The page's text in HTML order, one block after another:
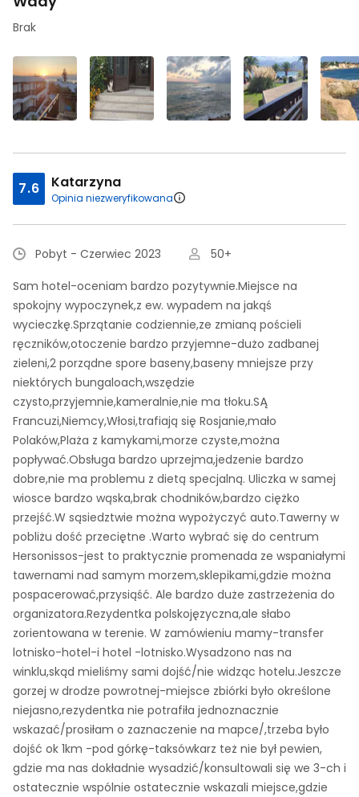
Brak
7.6 Katarzyna
Opinia niezweryfikowana
Pobyt - Czerwiec 2023
50+
Sam hotel-oceniam bardzo pozytywnie.Miejsce na
spokojny wypoczynek,z ew. wypadem na jakąś
wycieczkę.Sprzątanie codziennie,ze zmianą pościeli
ręczników,otoczenie bardzo przyjemne-dużo zadbanej
zieleni,2 porządne spore baseny,baseny mniejsze przy
niektórych bungaloach,wszędzie
czysto,przyjemnie,kameralnie,nie ma tłoku.SĄ
Francuzi,Niemcy,Włosi,trafiają się Rosjanie,mało
Polaków,Plaża z kamykami,morze czyste,można
popływać.Obsługa bardzo uprzejma,jedzenie bardzo
dobre,nie ma problemu z dietą specjalną. Uliczka w samej
wiosce bardzo wąska,brak chodników,bardzo ciężko
przejść.W sąsiedztwie można wypożyczyć auto.Tawerny w
pobliżu dość przeciętne .Warto wybrać się do centrum
Hersonissos-jest to praktycznie promenada ze wspaniałymi
tawernami nad samym morzem,sklepikami,gdzie można
pospacerować,przysiąść. Ale bardzo duże zastrzeżenia do
organizatora.Rezydentka polskojęzyczna,ale słabo
zorientowana w terenie. W zamówieniu mamy-transfer
lotnisko-hotel-i hotel -lotnisko.Wysadzono nas na
winklu,skąd mieliśmy sami dojść/nie widząc hotelu.Jeszcze
gorzej w drodze powrotnej-miejsce zbiórki było określone
niejasno,rezydentka nie potrafiła jednoznacznie
wskazać/prosiłam o zaznaczenie na mapce/,trzeba było
dojść ok 1km -pod górkę-taksówkarz też nie był pewien,
gdzie ma nas dokładnie wysadzić/konsultowali się we 3-ch i
ostatecznie wspólnie ostatecznie wskazali miejsce,gdzie